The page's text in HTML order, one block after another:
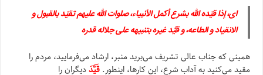
ای، إذا قیّده الله بشرع أکمل الأنبیاء، صلوات الله علیهم تقیّد بالقبول و
الانقیاد و الطاعه، و قیَّد غیره بتنبیهه علی جلاله قدره
همینی که جناب عالی تشریف می‌برید منبر، ارشاد می‌فرمایید، مردم را
مقید می‌کنید به آداب شرع، این کارها، اینطور. قَیَّدَدیگران را